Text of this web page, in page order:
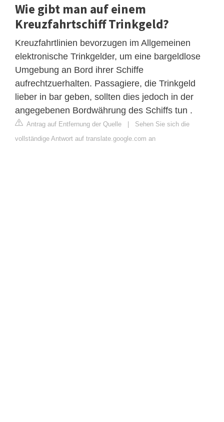
Wie gibt man auf einem
Kreuzfahrtschiff Trinkgeld?
Kreuzfahrtlinien bevorzugen im Allgemeinen
elektronische Trinkgelder, um eine bargeldlose
Umgebung an Bord ihrer Schiffe
aufrechtzuerhalten. Passagiere, die Trinkgeld
lieber in bar geben, sollten dies jedoch in der
angegebenen Bordwährung des Schiffs tun .
Antrag auf Entfernung der Quelle | Sehen Sie sich die
vollständige Antwort auf translate.google.com an